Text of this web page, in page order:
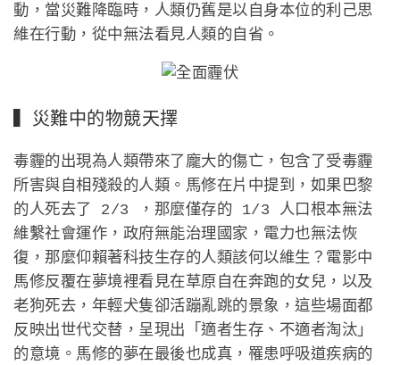
動，當災難降臨時，人類仍舊是以自身本位的利己思
維在行動，從中無法看見人類的自省。
▍災難中的物競天擇
毒霾的出現為人類帶來了龐大的傷亡，包含了受毒霾
所害與自相殘殺的人類。馬修在片中提到，如果巴黎
的人死去了 2/3 ，那麼僅存的 1/3 人口根本無法
維繫社會運作，政府無能治理國家，電力也無法恢
復，那麼仰賴著科技生存的人類該何以維生？電影中
馬修反覆在夢境裡看見在草原自在奔跑的女兒，以及
老狗死去，年輕犬隻卻活蹦亂跳的景象，這些場面都
反映出世代交替，呈現出「適者生存、不適者淘汰」
的意境。馬修的夢在最後也成真，罹患呼吸道疾病的